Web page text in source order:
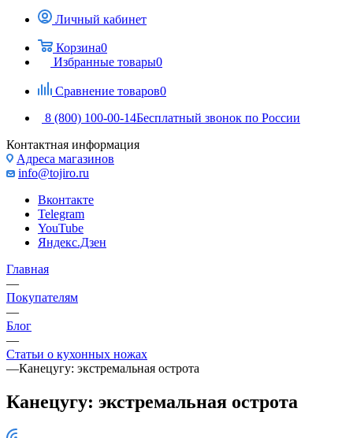
Личный кабинет
Корзина0
Избранные товары0
Сравнение товаров0
8 (800) 100-00-14Бесплатный звонок по России
Контактная информация
Адреса магазинов
info@tojiro.ru
Вконтакте
Telegram
YouTube
Яндекс.Дзен
Главная
—
Покупателям
—
Блог
—
Статьи о кухонных ножах
—Канецугу: экстремальная острота
Канецугу: экстремальная острота